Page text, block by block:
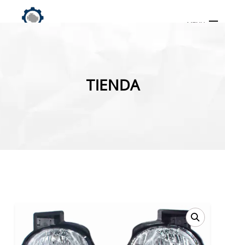
MENU
TIENDA